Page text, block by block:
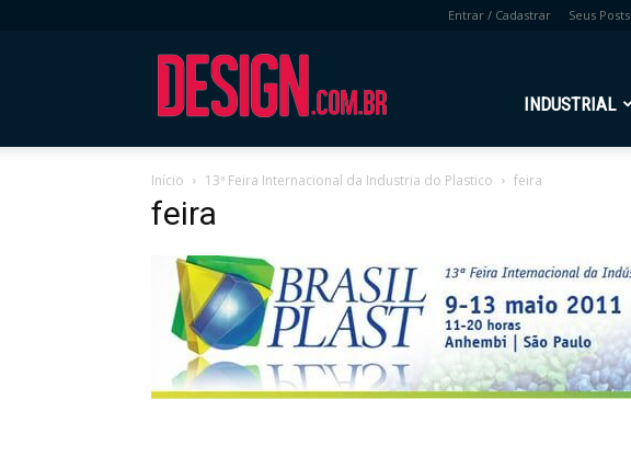
Entrar / Cadastrar Seus Posts
INDUSTRIAL
Início 13ª Feira Internacional da Industria do Plastico feira
feira